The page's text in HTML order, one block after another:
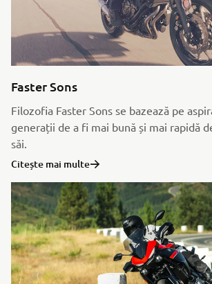
Faster Sons
Filozofia Faster Sons se bazează pe
generații de a fi mai bună și mai rapidă
săi.
Citește mai multe